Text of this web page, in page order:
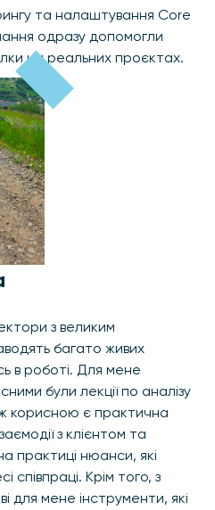
та налаштування Core
одразу допомогли
на реальних проєктах.
з великим
багато живих
в роботі. Для мене
були лекції по аналізу
корисною є практична
з клієнтом та
практиці нюанси, які
співпраці. Крім того, з
для мене інструменти, які